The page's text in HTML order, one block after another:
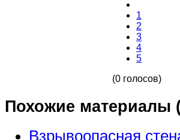
1
2
3
4
5
(0 голосов)
Похожие материалы
Взрывоопасная